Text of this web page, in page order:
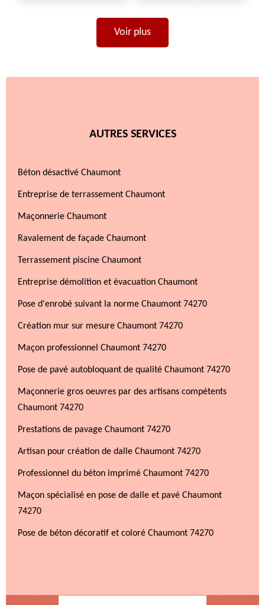
Voir plus
AUTRES SERVICES
Béton désactivé Chaumont
Entreprise de terrassement Chaumont
Maçonnerie Chaumont
Ravalement de façade Chaumont
Terrassement piscine Chaumont
Entreprise démolition et évacuation Chaumont
Pose d'enrobé suivant la norme Chaumont 74270
Création mur sur mesure Chaumont 74270
Maçon professionnel Chaumont 74270
Pose de pavé autobloquant de qualité Chaumont 74270
Maçonnerie gros oeuvres par des artisans compétents
Chaumont 74270
Prestations de pavage Chaumont 74270
Artisan pour création de dalle Chaumont 74270
Professionnel du béton imprimé Chaumont 74270
Maçon spécialisé en pose de dalle et pavé Chaumont
74270
Pose de béton décoratif et coloré Chaumont 74270